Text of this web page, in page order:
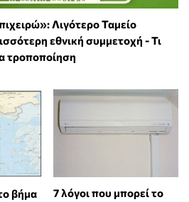
Λιγότερο Ταμείο
εθνική συμμετοχή - Τι
τροποποίηση
βήμα
7 λόγοι που μπορεί το